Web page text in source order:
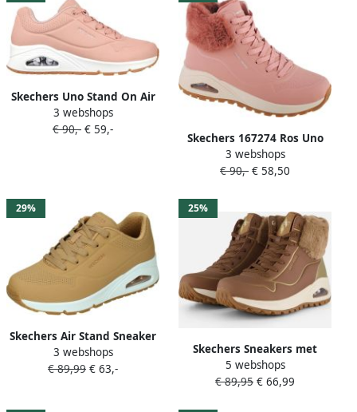
Skechers Uno Stand On Air
Dames Sneakers Lichtroze
3 webshops
€ 90,- € 59,-
Skechers 167274 Ros Uno
rugged fall air roze (38
Kleur Roze )
3 webshops
€ 90,- € 58,50
29%
Skechers Air Stand Sneaker
Comfortabel Cognac Brown
Dames
3 webshops
€ 89,99 € 63,-
25%
Skechers Sneakers met
sleehak UNO Rugged
Sneakers wedge sneakers
5 webshops
€ 89,95 € 66,99